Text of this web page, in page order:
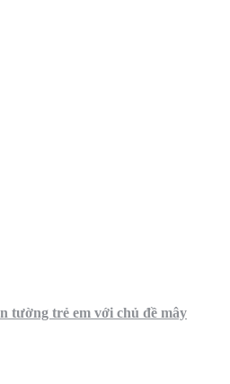
tường trẻ em với chủ đề mây